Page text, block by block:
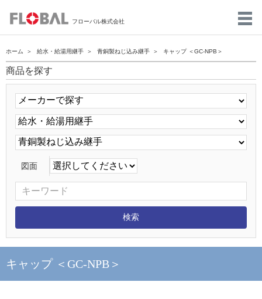
フローバル株式会社
ホーム 給水・給湯用継手 青銅製ねじ込み継手 キャップ ＜GC-NPB＞
商品を探す
図面
キャップ ＜GC-NPB＞